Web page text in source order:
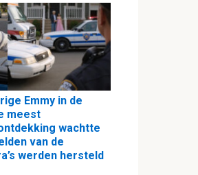
Emmy in de
meest
wachtte
van de
werden hersteld